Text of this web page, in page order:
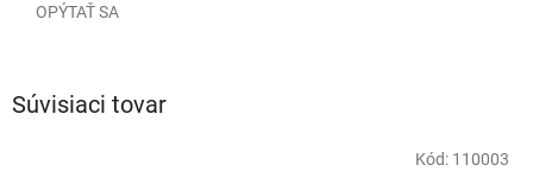
OPÝTAŤ SA
Súvisiaci tovar
Kód: 110003